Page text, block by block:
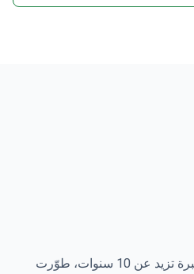
محررة طبية معتمدة لديها خبرة تزيد عن 10 سنوات، طوّرت